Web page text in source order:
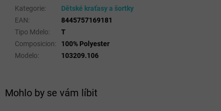
Mohlo by se vám líbit
Kategorie:
Dětské kraťasy a šortky
EAN:
8445757169181
Tipo Mdelo:
T
Composicion:
100% Polyester
Modelo: 103209.106